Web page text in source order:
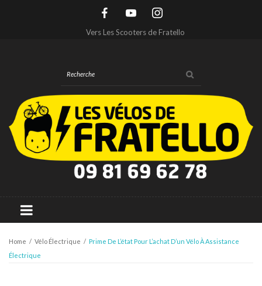
Vers Les Scooters de Fratello
Home / Vélo Électrique / Prime De L’état Pour L’achat D’un Vélo À Assistance
Électrique